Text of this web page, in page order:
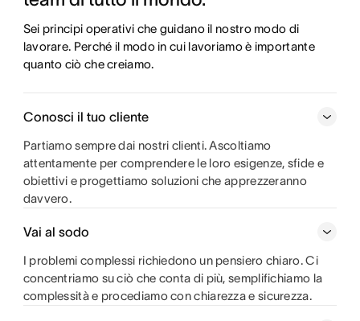
Sei principi operativi che guidano il nostro modo di
lavorare. Perché il modo in cui lavoriamo è importante
quanto ciò che creiamo.
Conosci il tuo cliente
Partiamo sempre dai nostri clienti. Ascoltiamo
attentamente per comprendere le loro esigenze, sfide e
obiettivi e progettiamo soluzioni che apprezzeranno
davvero.
Vai al sodo
I problemi complessi richiedono un pensiero chiaro. Ci
concentriamo su ciò che conta di più, semplifichiamo la
complessità e procediamo con chiarezza e sicurezza.